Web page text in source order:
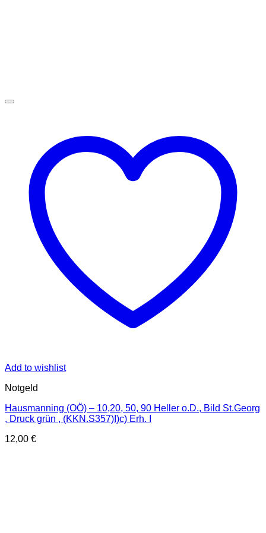
Add to wishlist
Notgeld
Hausmanning (OÖ) – 10,20, 50, 90 Heller o.D., Bild St.Georg
, Druck grün , (KKN.S357)I)c) Erh. I
12,00 €